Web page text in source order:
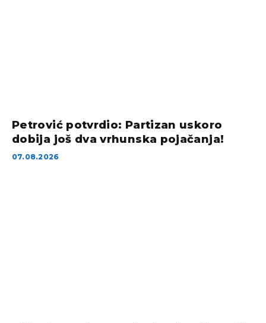
Petrović potvrdio: Partizan uskoro
dobija još dva vrhunska pojačanja!
07.08.2026